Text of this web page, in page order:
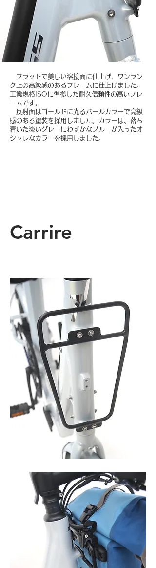
フラットで美しい溶接面に仕上げ、ワンラン
ク上の高級感のあるフレームに仕上げました。
工業規格ISOに準拠した耐久信頼性の高いフレ
ームです。
反射面はゴールドに光るパールカラーで高級
感のある塗装を採用しました。カラーは、落ち
着いた淡いグレーにわずかなブルーが入ったオ
シャレなカラーを採用しました。
Carrire